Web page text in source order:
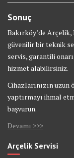
Sonuç
Bakırköy’de
güvenilir bir teknik
servis, garantili
hizmet alabilirsiniz.
Cihazlarınızın uzun
yaptırmayı ihmal
başvurun.
Devamı >>>
Arçelik Servisi